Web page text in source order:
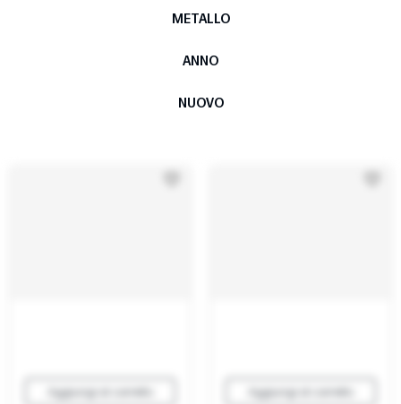
METALLO
ANNO
NUOVO
Aggiungi al carrello Aggiungi al carrello